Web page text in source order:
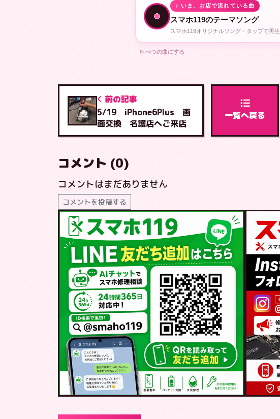
♪ いま、お店で流れている曲
スマホ119のテーマソング
スマホ119オリジナルソング・タップで再生
↻ べつの曲にする
前の記事
5/19 iPhone6Plus 画
面交換 名護店へご来店
一覧へ戻る
コメント (0)
コメントはまだありません
コメントを投稿する